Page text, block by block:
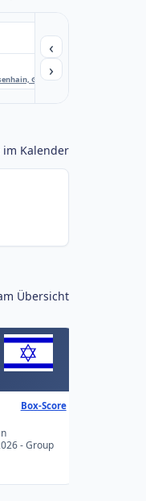
Greifswald-Eldena
Förde Ballpark (Kilia-
‹
›
im Kalender
Übersicht
Box-Score
- Group